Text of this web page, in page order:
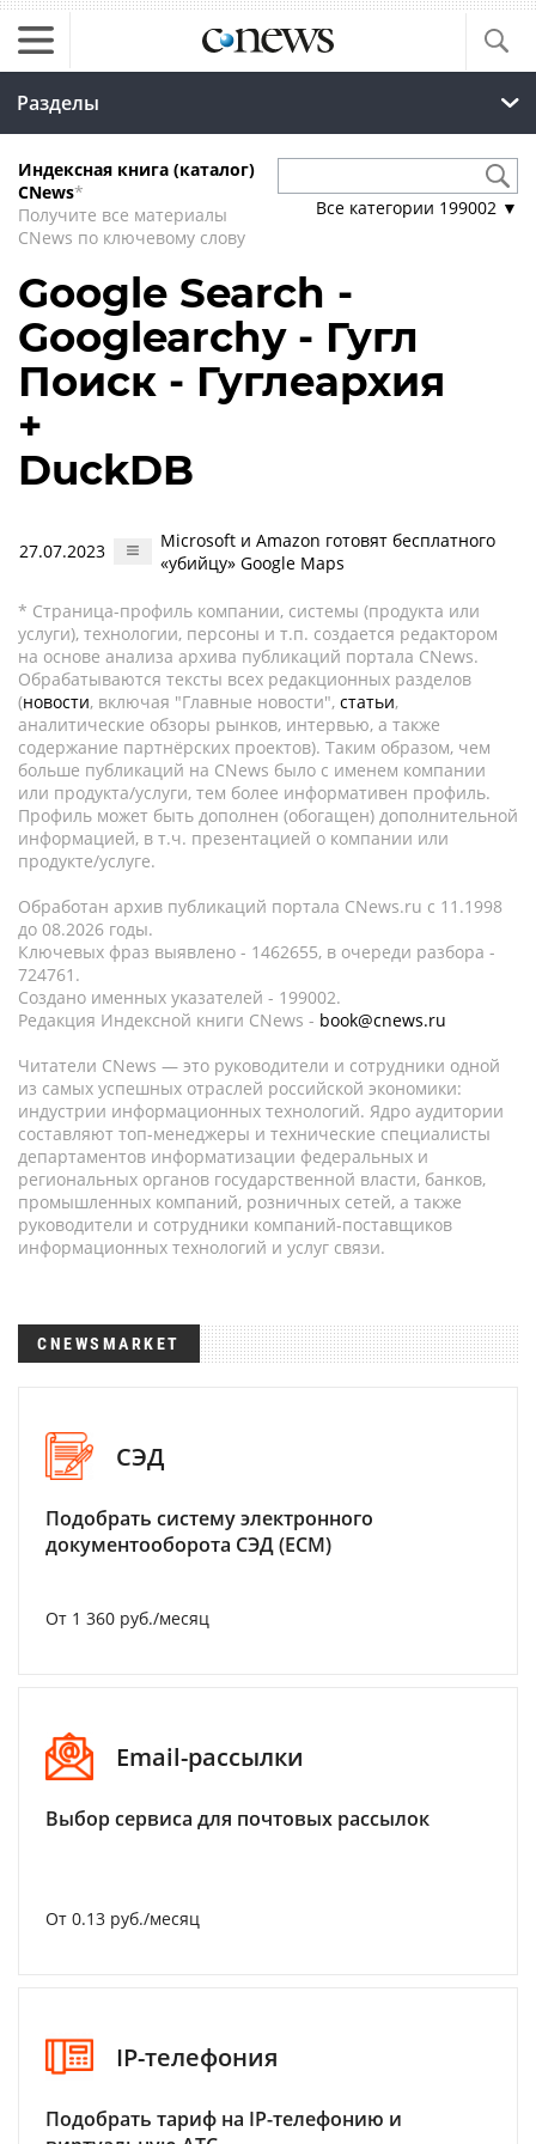
Разделы
Индексная книга (каталог)
CNews*
Получите все материалы
CNews по ключевому слову
Все категории 199002 ▼
Google Search -
Googlearchy - Гугл
Поиск - Гуглеархия
+
DuckDB
27.07.2023
Microsoft и Amazon готовят бесплатного
«убийцу» Google Maps
* Страница-профиль компании, системы (продукта или
услуги), технологии, персоны и т.п. создается редактором
на основе анализа архива публикаций портала CNews.
Обрабатываются тексты всех редакционных разделов
(новости, включая "Главные новости", статьи,
аналитические обзоры рынков, интервью, а также
содержание партнёрских проектов). Таким образом, чем
больше публикаций на CNews было с именем компании
или продукта/услуги, тем более информативен профиль.
Профиль может быть дополнен (обогащен) дополнительной
информацией, в т.ч. презентацией о компании или
продукте/услуге.
Обработан архив публикаций портала CNews.ru c 11.1998
до 08.2026 годы.
Ключевых фраз выявлено - 1462655, в очереди разбора -
724761.
Создано именных указателей - 199002.
Редакция Индексной книги CNews - book@cnews.ru
Читатели CNews — это руководители и сотрудники одной
из самых успешных отраслей российской экономики:
индустрии информационных технологий. Ядро аудитории
составляют топ-менеджеры и технические специалисты
департаментов информатизации федеральных и
региональных органов государственной власти, банков,
промышленных компаний, розничных сетей, а также
руководители и сотрудники компаний-поставщиков
информационных технологий и услуг связи.
CNEWSMARKET
СЭД
Подобрать систему электронного
документооборота СЭД (ECM)
От 1 360 руб./месяц
Email-рассылки
Выбор сервиса для почтовых рассылок
От 0.13 руб./месяц
IP-телефония
Подобрать тариф на IP-телефонию и